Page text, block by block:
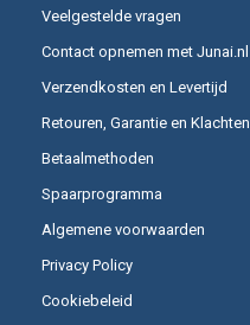
Veelgestelde vragen
Contact opnemen met Junai.nl
Verzendkosten en Levertijd
Retouren, Garantie en Klachten
Betaalmethoden
Spaarprogramma
Algemene voorwaarden
Privacy Policy
Cookiebeleid